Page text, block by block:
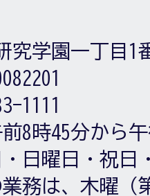
究学園一丁目1
1111
8時45分から
日曜日・祝日
務は、木曜（